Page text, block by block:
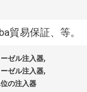
貿易保証、等。
ゼル注入器,
ゼル注入器,
の注入器